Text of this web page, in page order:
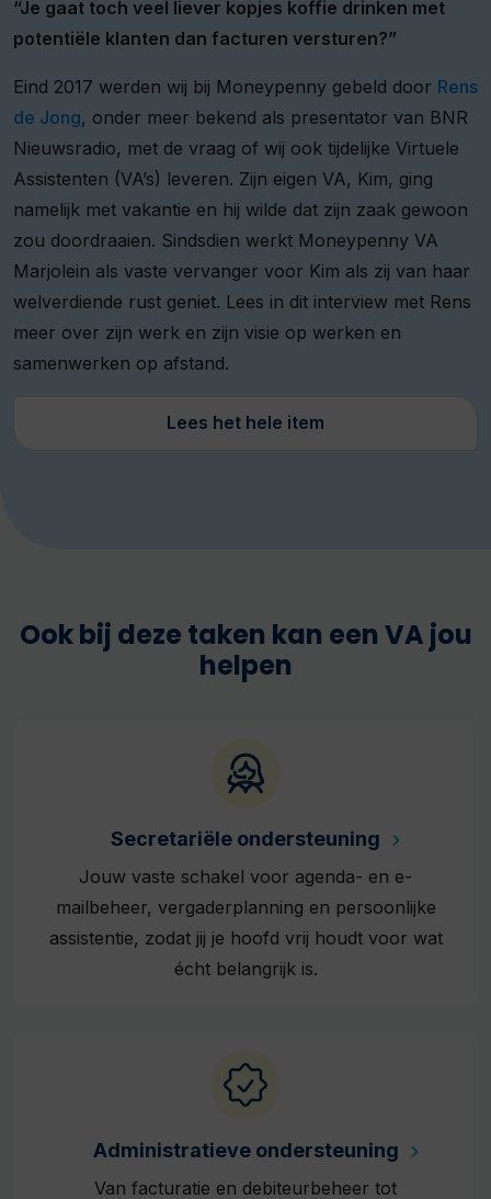
“Je gaat toch veel liever kopjes koffie drinken met
potentiële klanten dan facturen versturen?”
Eind 2017 werden wij bij Moneypenny gebeld door Rens
de Jong, onder meer bekend als presentator van BNR
Nieuwsradio, met de vraag of wij ook tijdelijke Virtuele
Assistenten (VA’s) leveren. Zijn eigen VA, Kim, ging
namelijk met vakantie en hij wilde dat zijn zaak gewoon
zou doordraaien. Sindsdien werkt Moneypenny VA
Marjolein als vaste vervanger voor Kim als zij van haar
welverdiende rust geniet. Lees in dit interview met Rens
meer over zijn werk en zijn visie op werken en
samenwerken op afstand.
Lees het hele item
Ook bij deze taken kan een VA jou
helpen
Secretariële ondersteuning
Jouw vaste schakel voor agenda- en e-
mailbeheer, vergaderplanning en persoonlijke
assistentie, zodat jij je hoofd vrij houdt voor wat
écht belangrijk is.
Administratieve ondersteuning
Van facturatie en debiteurbeheer tot